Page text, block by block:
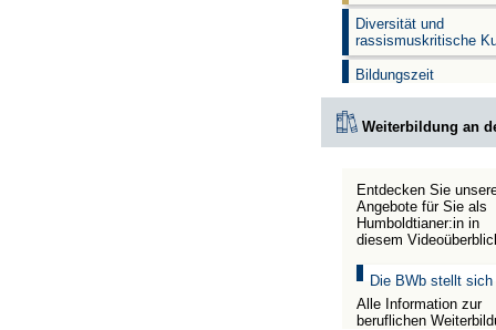
Diversität und
rassismuskritische
Bildungszeit
Weiterbildung an
Entdecken Sie
Angebote für Sie als
Humboldtianer:in in
diesem
Die BWb stellt sich
Alle Information zur
beruflichen